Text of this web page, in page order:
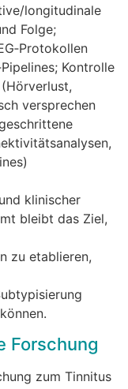
longitudinale
Folge;
Kontrolle
versprechen
klinischer
b‬leibt d‬as Ziel,
z‬u etablieren,
Forschung
z‬um Tinnitus